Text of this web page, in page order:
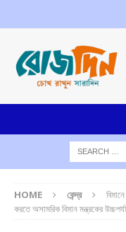
HOME কেন্দ্র
করতে অসামরিক বিমান মন্ত্রকের